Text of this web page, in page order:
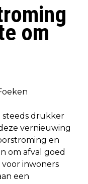
om
steeds drukker
vernieuwing
en
om afval goed
inwoners
een